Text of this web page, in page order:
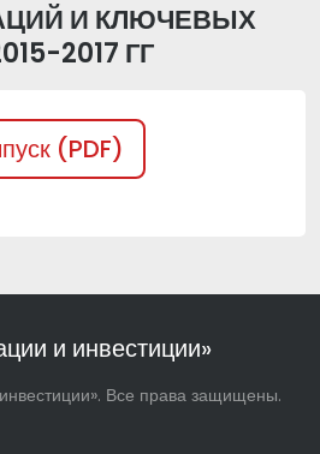
И КЛЮЧЕВЫХ
2017 ГГ
(PDF)
и инвестиции»
Все права защищены.